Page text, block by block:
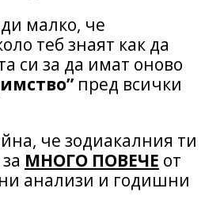
малко, че
теб знаят как да
си за да имат оново
пред всички
че зодиакалния ти
МНОГО ПОВЕЧЕ от
анализи и годишни